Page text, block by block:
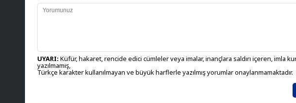
UYARI: Küfür, hakaret, rencide edici cümleler veya imalar, inançlara saldırı içeren, imla
yazılmamış,
Türkçe karakter kullanılmayan ve büyük harflerle yazılmış yorumlar onaylanmamaktadır.